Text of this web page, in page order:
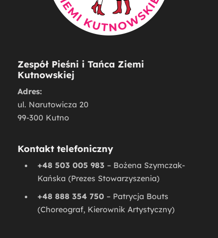
Zespół Pieśni i Tańca Ziemi
Kutnowskiej
Adres:
ul. Narutowicza 20
99-300 Kutno
Kontakt telefoniczny
+48 503 005 983 – Bożena Szymczak-
Kańska (Prezes Stowarzyszenia)
+48 888 354 750 – Patrycja Bouts
(Choreograf, Kierownik Artystyczny)